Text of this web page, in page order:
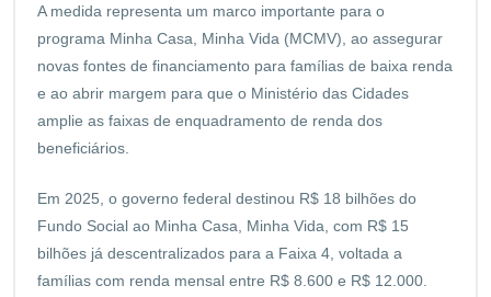
A medida representa um marco importante para o
programa Minha Casa, Minha Vida (MCMV), ao assegurar
novas fontes de financiamento para famílias de baixa renda
e ao abrir margem para que o Ministério das Cidades
amplie as faixas de enquadramento de renda dos
beneficiários.
Em 2025, o governo federal destinou R$ 18 bilhões do
Fundo Social ao Minha Casa, Minha Vida, com R$ 15
bilhões já descentralizados para a Faixa 4, voltada a
famílias com renda mensal entre R$ 8.600 e R$ 12.000.